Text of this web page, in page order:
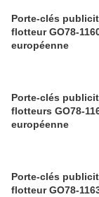
Porte-clés
flotteur GO78-
européenne
Porte-clés
flotteurs GO78-
européenne
Porte-clés
flotteur GO78-